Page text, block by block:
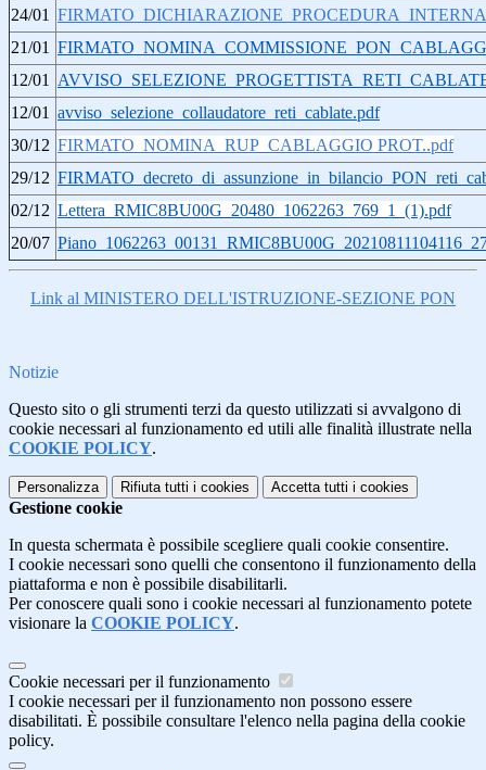
24/01
21/01
12/01
12/01 avviso_selezione_collaudatore_reti_cablate.pdf
30/12 FIRMATO_NOMINA_RUP_CABLAGGIO PROT..pdf
29/12
02/12 Lettera_RMIC8BU00G_20480_1062263_769_1_(1).pdf
20/07
Link al MINISTERO DELL'ISTRUZIONE-SEZIONE PON
Notizie
Questo sito o gli strumenti terzi da questo utilizzati si avvalgono di
cookie necessari al funzionamento ed utili alle finalità illustrate nella
COOKIE POLICY.
Personalizza Rifiuta tutti i cookies Accetta tutti i cookies
Gestione cookie
In questa schermata è possibile scegliere quali cookie consentire.
I cookie necessari sono quelli che consentono il funzionamento della
piattaforma e non è possibile disabilitarli.
Per conoscere quali sono i cookie necessari al funzionamento potete
visionare la COOKIE POLICY.
Cookie necessari per il funzionamento
I cookie necessari per il funzionamento non possono essere
disabilitati. È possibile consultare l'elenco nella pagina della cookie
policy.